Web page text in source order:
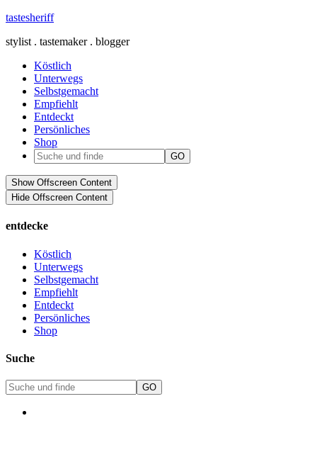
tastesheriff
stylist . tastemaker . blogger
Köstlich
Unterwegs
Selbstgemacht
Empfiehlt
Entdeckt
Persönliches
Shop
Show Offscreen Content
Hide Offscreen Content
entdecke
Köstlich
Unterwegs
Selbstgemacht
Empfiehlt
Entdeckt
Persönliches
Shop
Suche